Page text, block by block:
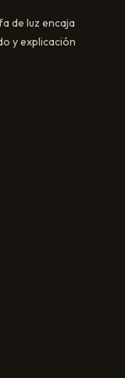
de luz encaja
y explicación